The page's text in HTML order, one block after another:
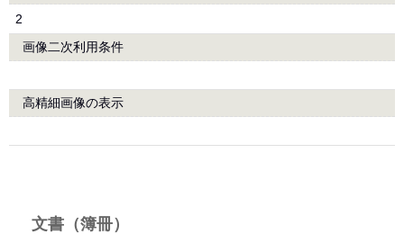
2
画像二次利用条件
高精細画像の表示
文書（簿冊）